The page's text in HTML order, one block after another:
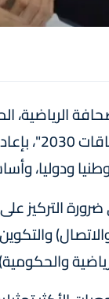
الرياضية،
"رهانات
ودوليا،
التركيز